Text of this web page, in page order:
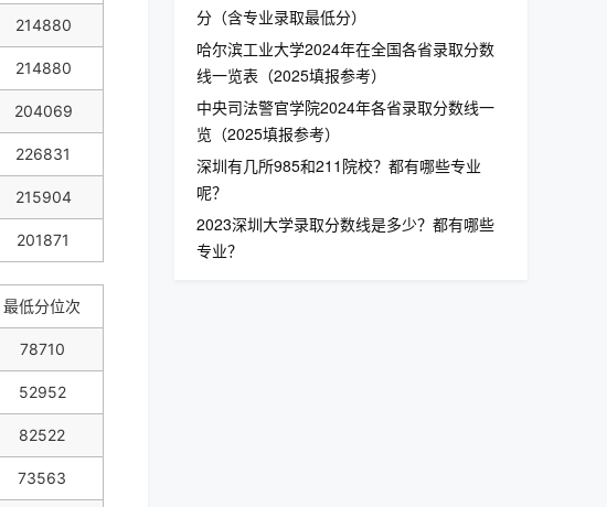
214880
214880
204069
226831
215904
201871
最低分位次
78710
52952
82522
73563
分（含专业录取最低分）
哈尔滨工业大学2024年在全国各省录取分数
线一览表（2025填报参考）
中央司法警官学院2024年各省录取分数线一
览（2025填报参考）
深圳有几所985和211院校？都有哪些专业
呢？
2023深圳大学录取分数线是多少？都有哪些
专业？